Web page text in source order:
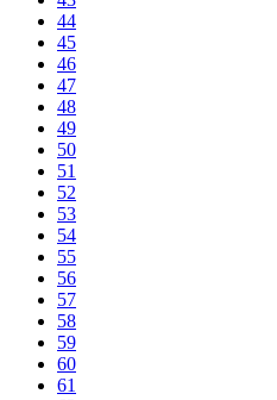
44
45
46
47
48
49
50
51
52
53
54
55
56
57
58
59
60
61